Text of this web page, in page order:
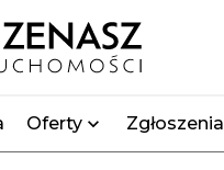
Oferty Zgłoszenia